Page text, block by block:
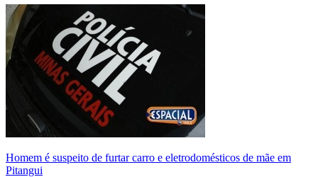
Homem é suspeito de furtar carro e eletrodomésticos de mãe em
Pitangui